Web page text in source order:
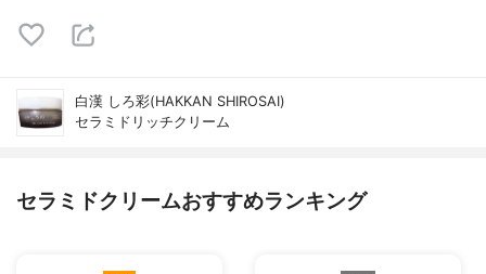
白漢 しろ彩(HAKKAN SHIROSAI)
セラミドリッチクリーム
セラミドクリームおすすめランキング